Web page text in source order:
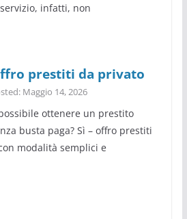
infatti, non
prestiti da privato
Maggio 14, 2026
ottenere un prestito
busta paga? Sì – offro prestiti
modalità semplici e